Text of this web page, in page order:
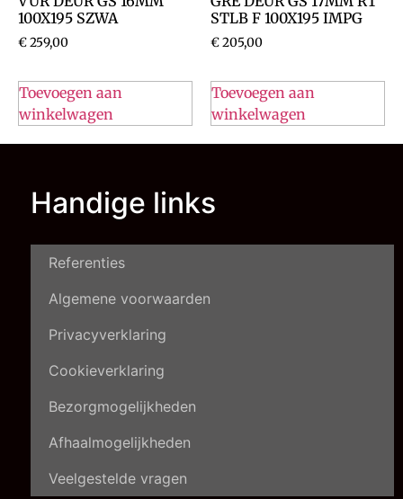
100X195 SZWA
€259,00
Toevoegen aan
winkelwagen
STLB F 100X195 IMPG
€205,00
Toevoegen aan
winkelwagen
Handige links
Referenties
Algemene voorwaarden
Privacyverklaring
Cookieverklaring
Bezorgmogelijkheden
Afhaalmogelijkheden
Veelgestelde vragen